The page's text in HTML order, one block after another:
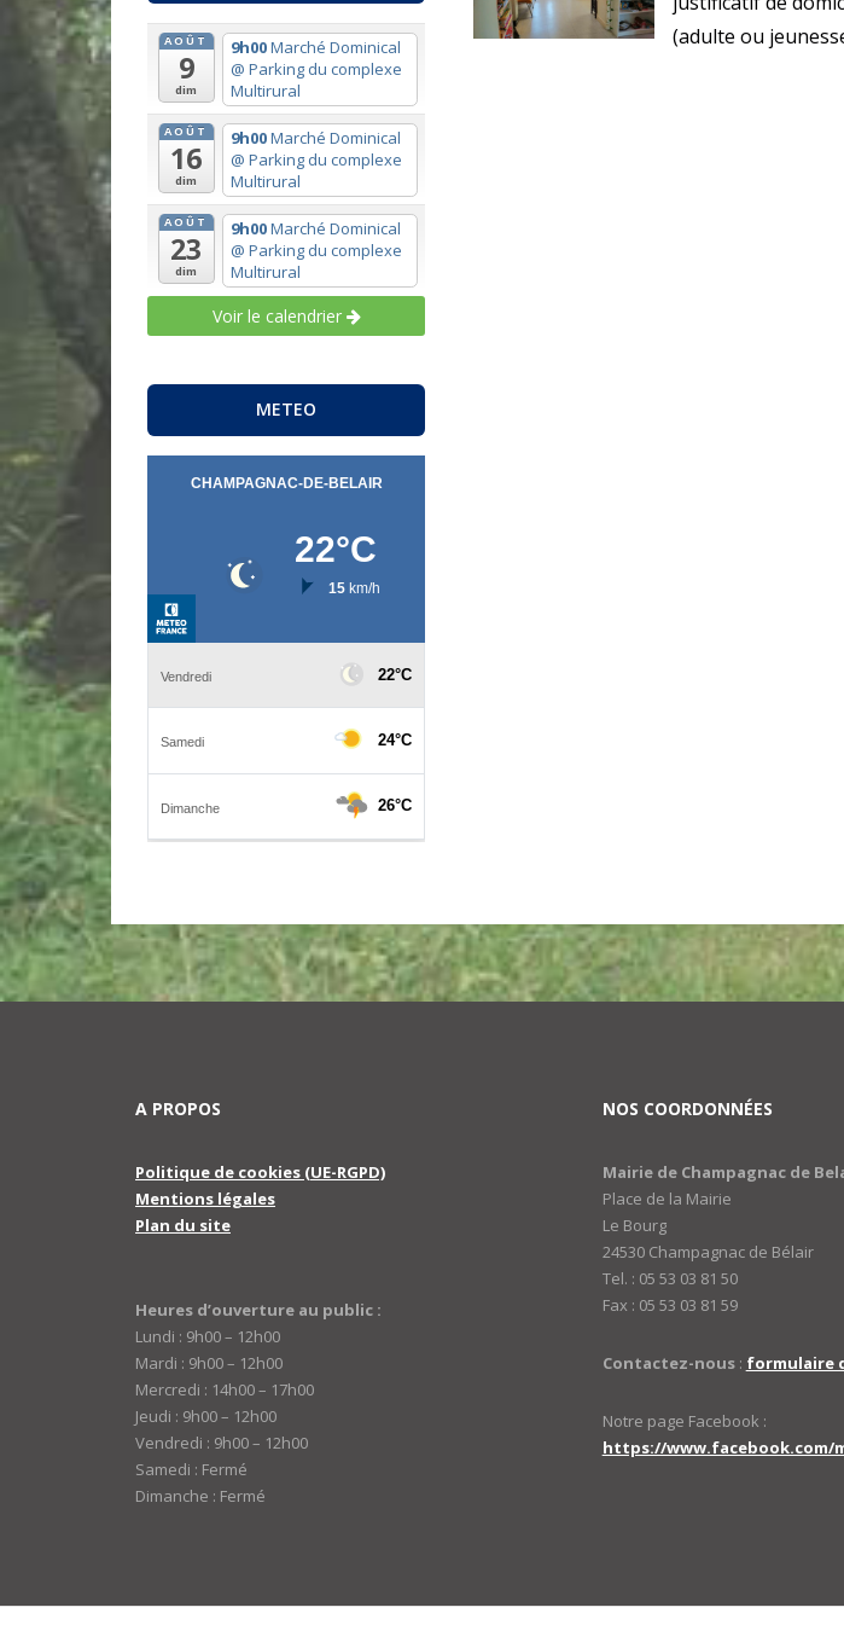
AOÛT
9
dim
9h00Marché Dominical
@ Parking du complexe
Multirural
AOÛT
16
dim
9h00Marché Dominical
@ Parking du complexe
Multirural
AOÛT
23
dim
9h00Marché Dominical
@ Parking du complexe
Multirural
Voir le calendrier
METEO
(adulte ou
A PROPOS
Politique de cookies (UE-RGPD)
Mentions légales
Plan du site
Heures d’ouverture au public :
Lundi : 9h00 – 12h00
Mardi : 9h00 – 12h00
Mercredi : 14h00 – 17h00
Jeudi : 9h00 – 12h00
Vendredi : 9h00 – 12h00
Samedi : Fermé
Dimanche : Fermé
NOS COORDONNÉES
Mairie de Champagnac de
Place de la Mairie
Le Bourg
24530 Champagnac de Bélair
Tel. : 05 53 03 81 50
Fax : 05 53 03 81 59
Contactez-nous: formulaire
Notre page Facebook :
https://www.facebook.com/